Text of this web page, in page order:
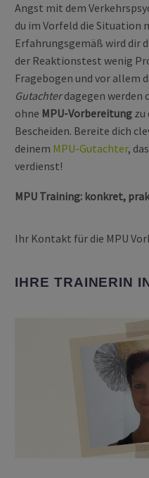
Angst mit dem
du im Vorfeld die Situation
Erfahrungsgemäß wird dir
der Reaktionstest wenig
Fragebogen und vor allem
Gutachterdagegen werden
ohne MPU-Vorbereitung zu
Bescheiden. Bereite dich
deinem MPU-Gutachter,
verdienst!
MPU Training: konkret,
Ihr Kontakt für die MPU
IHRE TRAINERIN